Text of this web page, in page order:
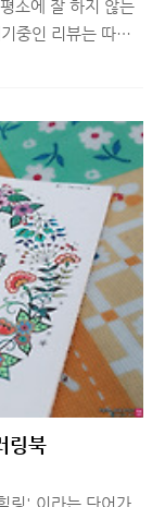
소에 잘 하지 않는
중인 리뷰는 따로
도서/공연 관련 이
수 있는 이벤트를 진
하게 열고 있습니다.
리 활발하게 활동
중인 분들의 필력
히 들러 글을 보다
링북
링' 이라는 단어가